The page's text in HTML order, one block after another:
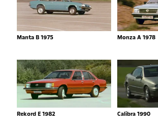
Manta B 1975 Monza A 1978
Rekord E 1982 Calibra 1990